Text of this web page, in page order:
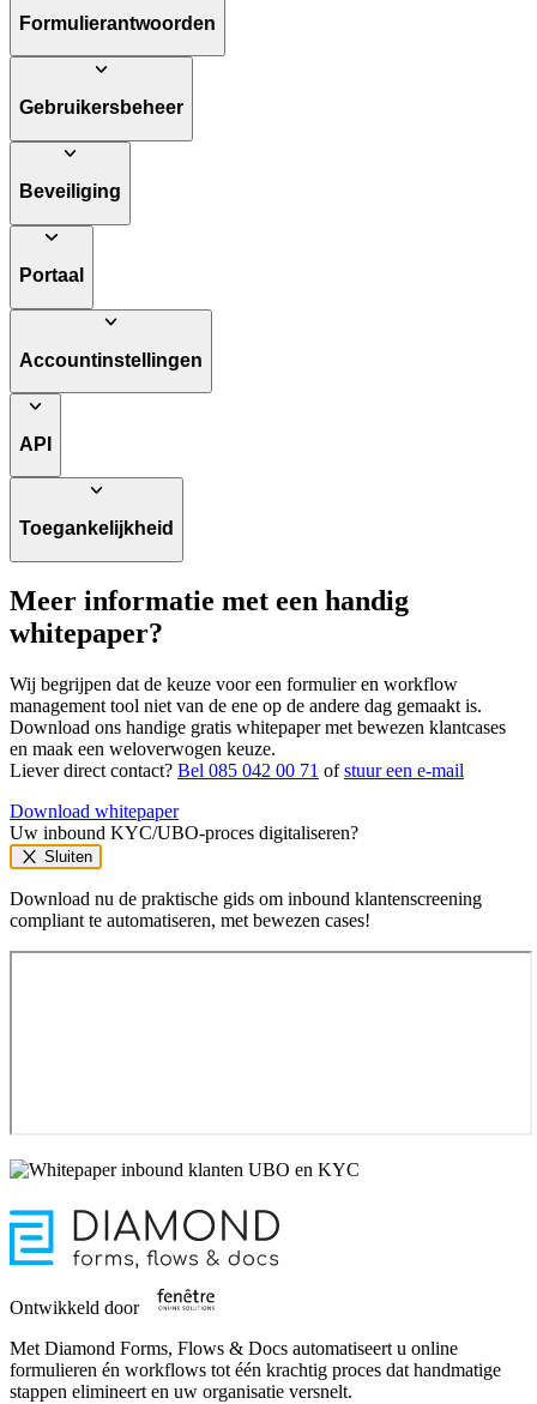
Formulierantwoorden
Gebruikersbeheer
Beveiliging
Portaal
Accountinstellingen
API
Toegankelijkheid
Meer informatie met een handig
whitepaper?
Wij begrijpen dat de keuze voor een formulier en workflow
management tool niet van de ene op de andere dag gemaakt is.
Download ons handige gratis whitepaper met bewezen klantcases
en maak een weloverwogen keuze.
Liever direct contact? Bel 085 042 00 71 of stuur een e-mail
Download whitepaper
Uw inbound KYC/UBO-proces digitaliseren?
Sluiten
Download nu de praktische gids om inbound klantenscreening
compliant te automatiseren, met bewezen cases!
Ontwikkeld door
Met Diamond Forms, Flows & Docs automatiseert u online
formulieren én workflows tot één krachtig proces dat handmatige
stappen elimineert en uw organisatie versnelt.